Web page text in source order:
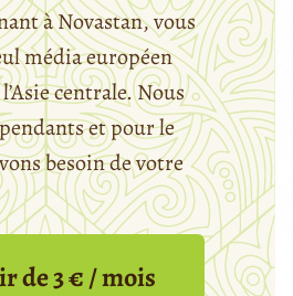
à Novastan, vous
média européen
centrale. Nous
et pour le
besoin de votre
de 3 € / mois